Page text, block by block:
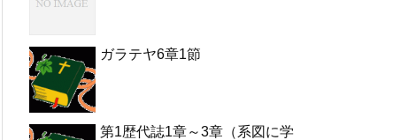
ガラテヤ6章1節
第1歴代誌1章～3章（系図に学